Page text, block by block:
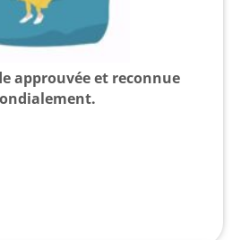
approuvée et reconnue